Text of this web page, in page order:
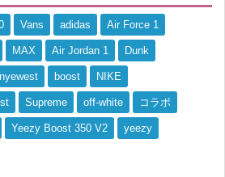
Vans adidas Air Force 1
MAX Air Jordan 1 Dunk
boost NIKE
Supreme off-white コラボ
Yeezy Boost 350 V2 yeezy